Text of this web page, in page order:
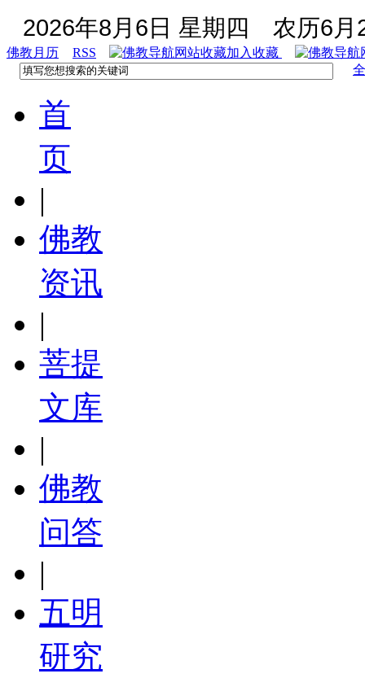
2026年8月6日 星期四 农历6月
佛教月历 RSS
加入收藏
首
页
|
佛教
资讯
|
菩提
文库
|
佛教
问答
|
五明
研究